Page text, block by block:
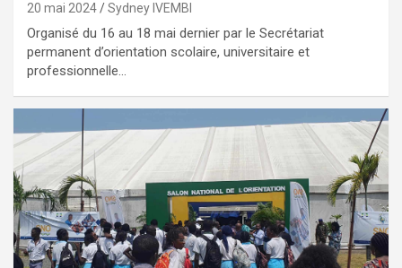
20 mai 2024 Sydney IVEMBI
Organisé du 16 au 18 mai dernier par le Secrétariat
permanent d’orientation scolaire, universitaire et
professionnelle…